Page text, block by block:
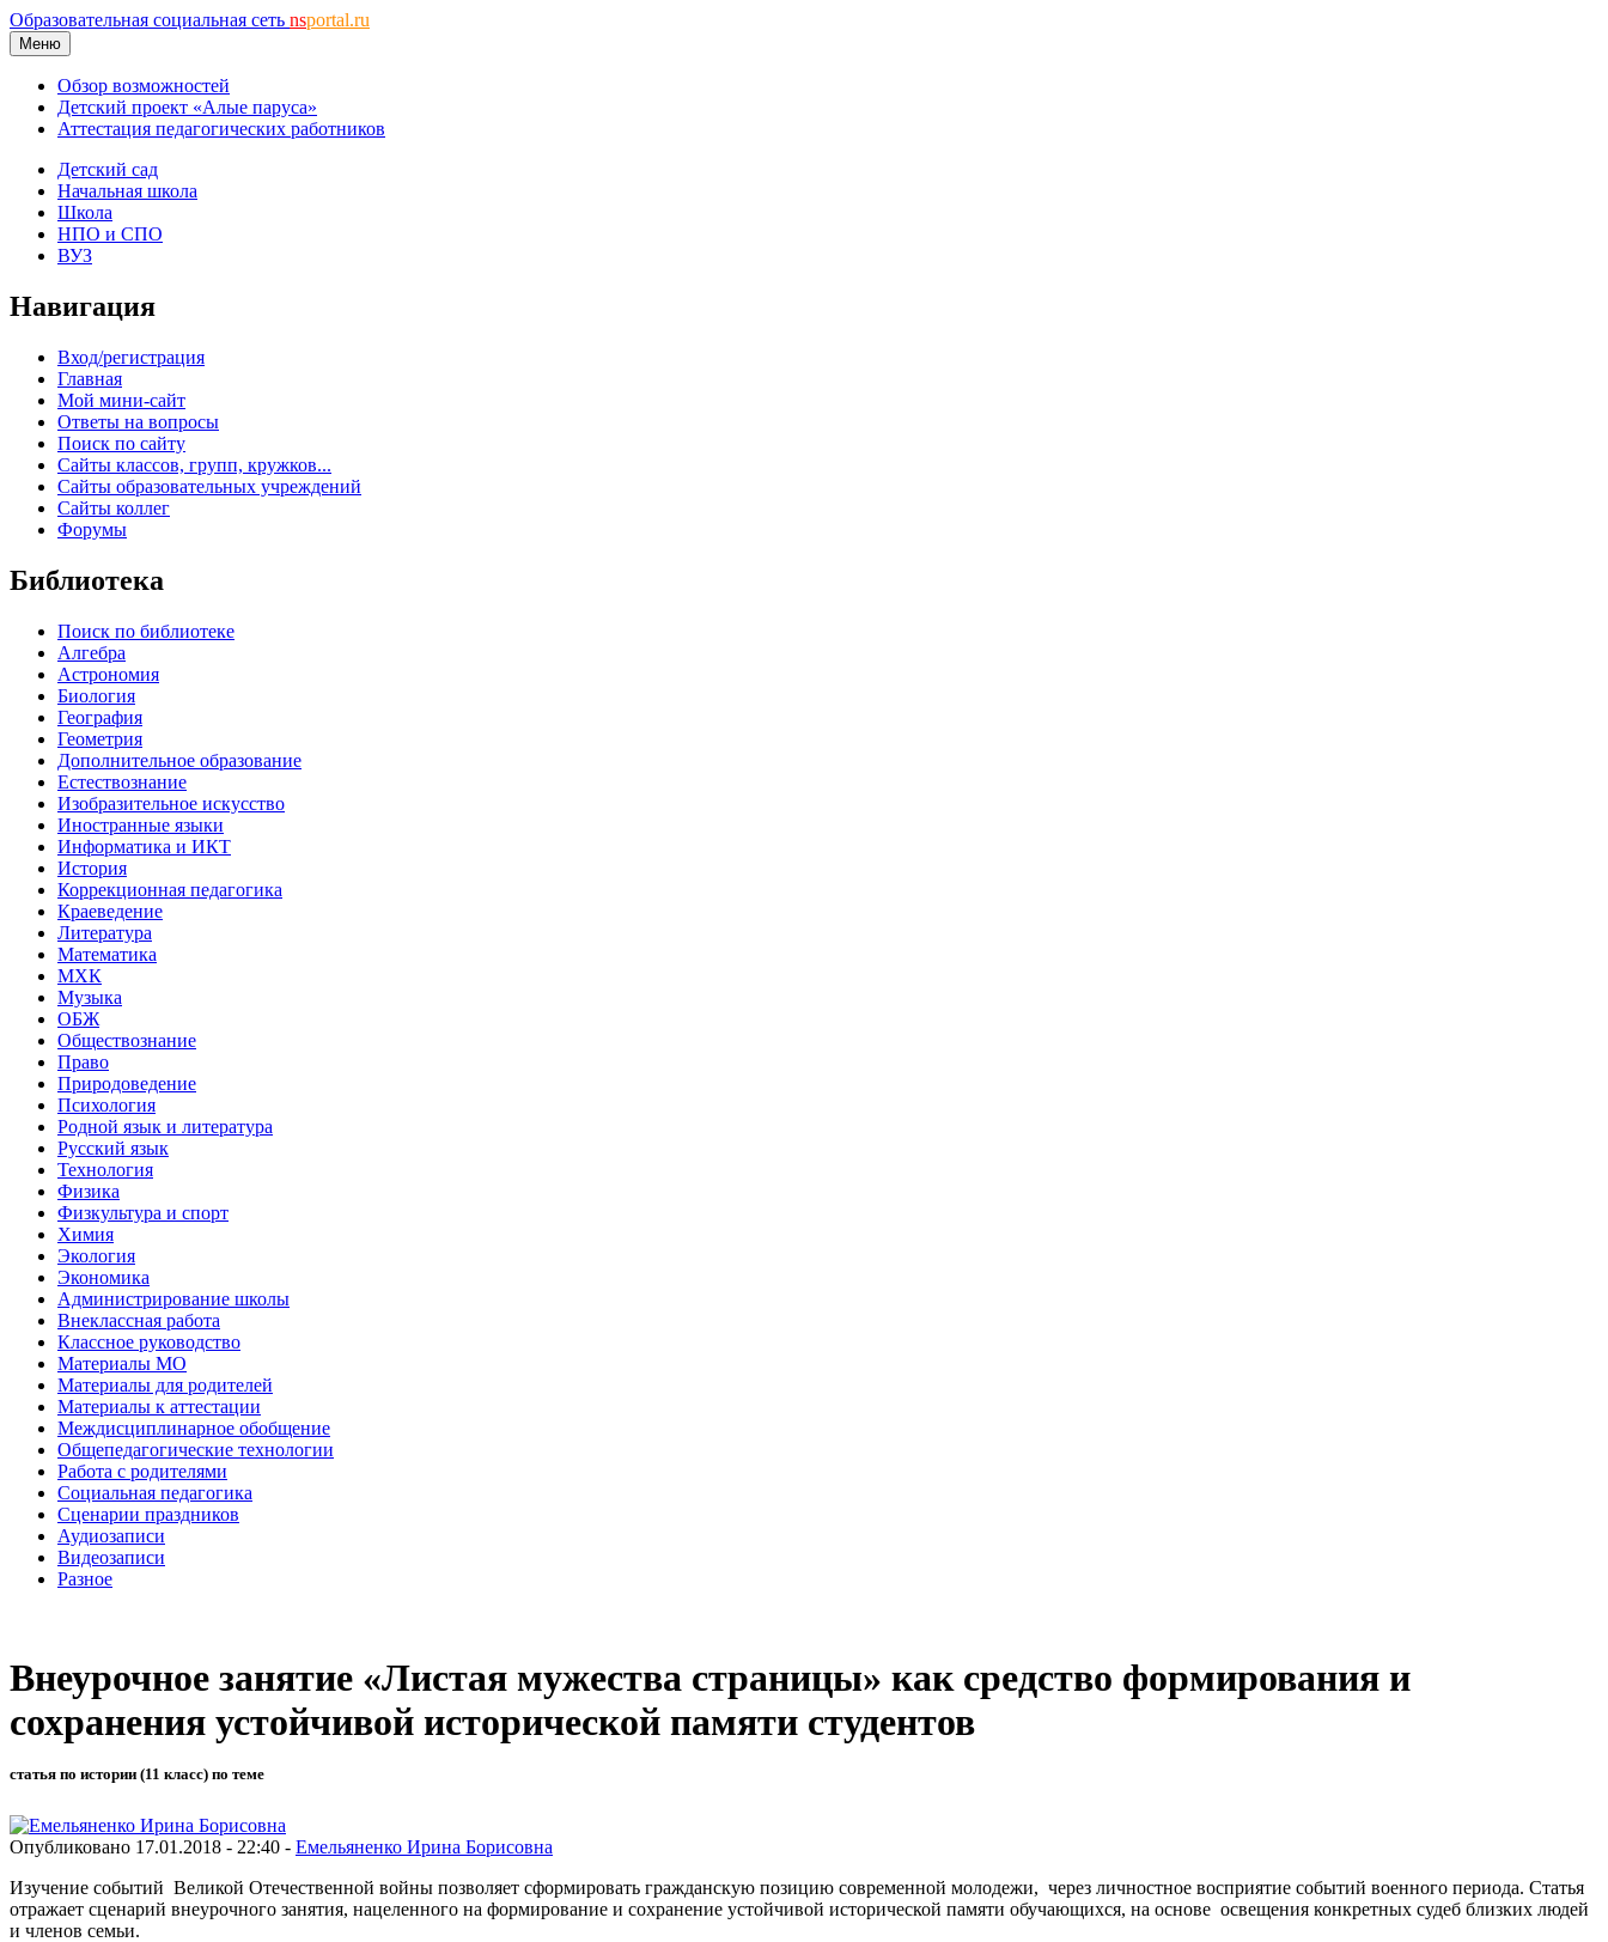
Образовательная социальная сеть nsportal.ru
Меню
Обзор возможностей
Детский проект «Алые паруса»
Аттестация педагогических работников
Детский сад
Начальная школа
Школа
НПО и СПО
ВУЗ
Навигация
Вход/регистрация
Главная
Мой мини-сайт
Ответы на вопросы
Поиск по сайту
Сайты классов, групп, кружков...
Сайты образовательных учреждений
Сайты коллег
Форумы
Библиотека
Поиск по библиотеке
Алгебра
Астрономия
Биология
География
Геометрия
Дополнительное образование
Естествознание
Изобразительное искусство
Иностранные языки
Информатика и ИКТ
История
Коррекционная педагогика
Краеведение
Литература
Математика
МХК
Музыка
ОБЖ
Обществознание
Право
Природоведение
Психология
Родной язык и литература
Русский язык
Технология
Физика
Физкультура и спорт
Химия
Экология
Экономика
Администрирование школы
Внеклассная работа
Классное руководство
Материалы МО
Материалы для родителей
Материалы к аттестации
Междисциплинарное обобщение
Общепедагогические технологии
Работа с родителями
Социальная педагогика
Сценарии праздников
Аудиозаписи
Видеозаписи
Разное
Внеурочное занятие «Листая мужества страницы» как средство формирования и
сохранения устойчивой исторической памяти студентов
статья по истории (11 класс) по теме
Опубликовано 17.01.2018 - 22:40 - Емельяненко Ирина Борисовна
Изучение событий Великой Отечественной войны позволяет сформировать гражданскую позицию современной молодежи, через личностное восприятие событий военного периода. Статья
отражает сценарий внеурочного занятия, нацеленного на формирование и сохранение устойчивой исторической памяти обучающихся, на основе освещения конкретных судеб близких людей
и членов семьи.